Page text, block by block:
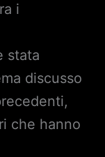
i
stata
discusso
che hanno